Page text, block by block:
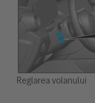
Reglarea volanului